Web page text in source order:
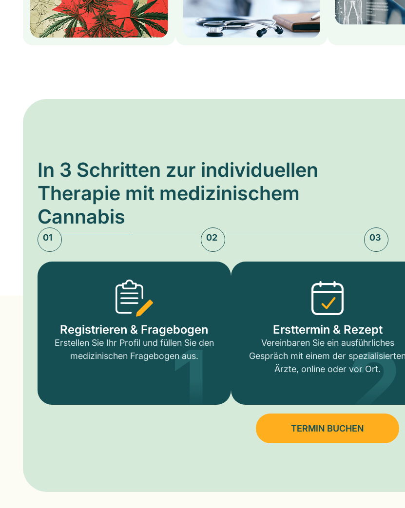
In 3 Schritten zur individuellen
Therapie mit medizinischem
Cannabis
01 02 03
Registrieren & Fragebogen
Erstellen Sie Ihr Profil und füllen Sie den
medizinischen Fragebogen aus.
1 Ersttermin & Rezept
Vereinbaren Sie ein ausführliches
Gespräch mit einem der
Ärzte, online oder vor Ort.
2
TERMIN BUCHEN